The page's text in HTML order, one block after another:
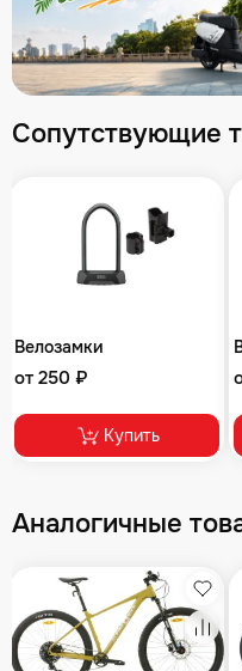
Сопутствующие
Велозамки
от 250 ₽
Купить
Аналогичные